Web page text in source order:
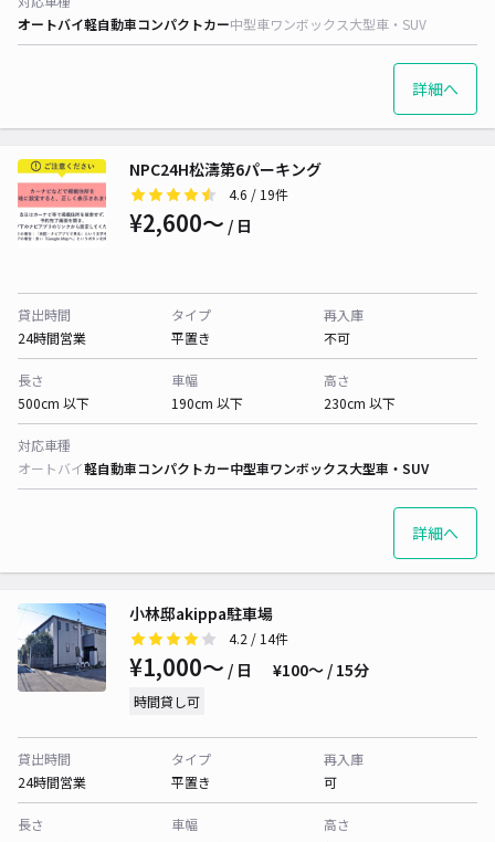
オートバイ軽自動車コンパクトカー中型車ワンボックス大型車・SUV
詳細へ
NPC24H松濤第6パーキング
4.6 / 19件
¥2,600〜 / 日
貸出時間
24時間営業
タイプ
平置き
再入庫
不可
長さ
500cm 以下
車幅
190cm 以下
高さ
230cm 以下
対応車種
オートバイ軽自動車コンパクトカー中型車ワンボックス大型車・SUV
詳細へ
小林邸akippa駐車場
4.2 / 14件
¥1,000〜 / 日 ¥100〜 / 15分
時間貸し可
貸出時間
24時間営業
タイプ
平置き
再入庫
可
長さ
車幅
高さ